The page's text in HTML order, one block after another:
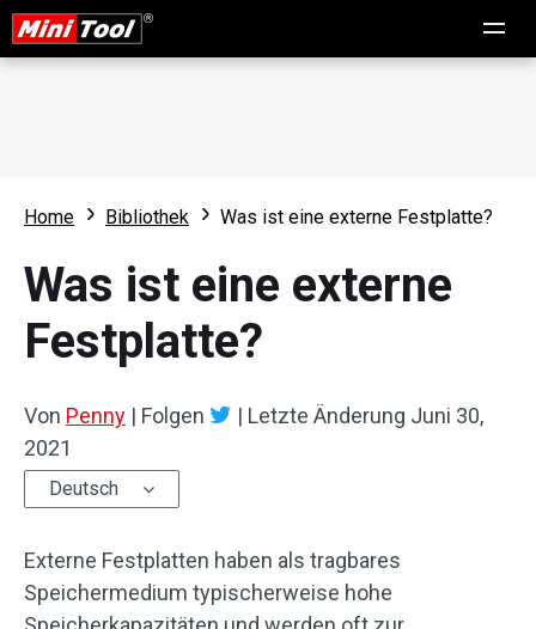
Home Bibliothek Was ist eine externe Festplatte?
Was ist eine externe
Festplatte?
Von Penny | Folgen | Letzte Änderung Juni 30,
2021
Deutsch
Externe Festplatten haben als tragbares
Speichermedium typischerweise hohe